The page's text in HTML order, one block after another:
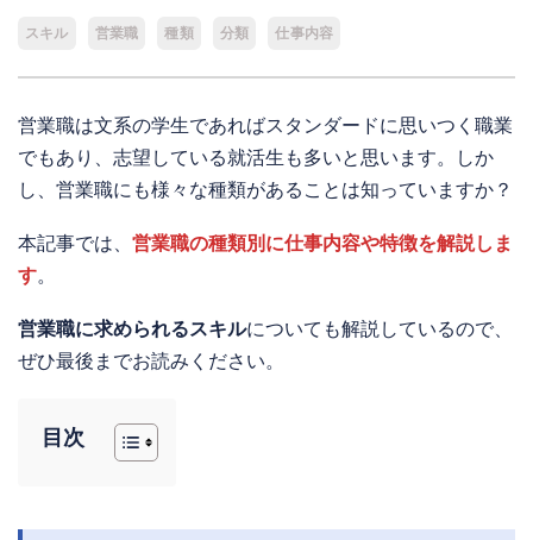
スキル 営業職 種類 分類 仕事内容
営業職は文系の学生であればスタンダードに思いつく職業
でもあり、志望している就活生も多いと思います。しか
し、営業職にも様々な種類があることは知っていますか？
本記事では、 営業職の種類別に仕事内容や特徴を解説しま
す。
営業職に求められるスキルについても解説しているので、
ぜひ最後までお読みください。
目次